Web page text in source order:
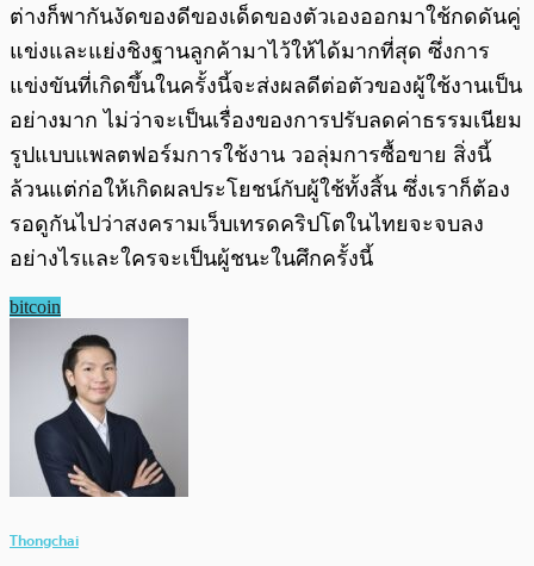
ต่างก็พากันงัดของดีของเด็ดของตัวเองออกมาใช้กดดันคู่
แข่งและแย่งชิงฐานลูกค้ามาไว้ให้ได้มากที่สุด ซึ่งการ
แข่งขันที่เกิดขึ้นในครั้งนี้จะส่งผลดีต่อตัวของผู้ใช้งานเป็น
อย่างมาก ไม่ว่าจะเป็นเรื่องของการปรับลดค่าธรรมเนียม
รูปแบบแพลตฟอร์มการใช้งาน วอลุ่มการซื้อขาย สิ่งนี้
ล้วนแต่ก่อให้เกิดผลประโยชน์กับผู้ใช้ทั้งสิ้น ซึ่งเราก็ต้อง
รอดูกันไปว่าสงครามเว็บเทรดคริปโตในไทยจะจบลง
อย่างไรและใครจะเป็นผู้ชนะในศึกครั้งนี้
bitcoin
Thongchai